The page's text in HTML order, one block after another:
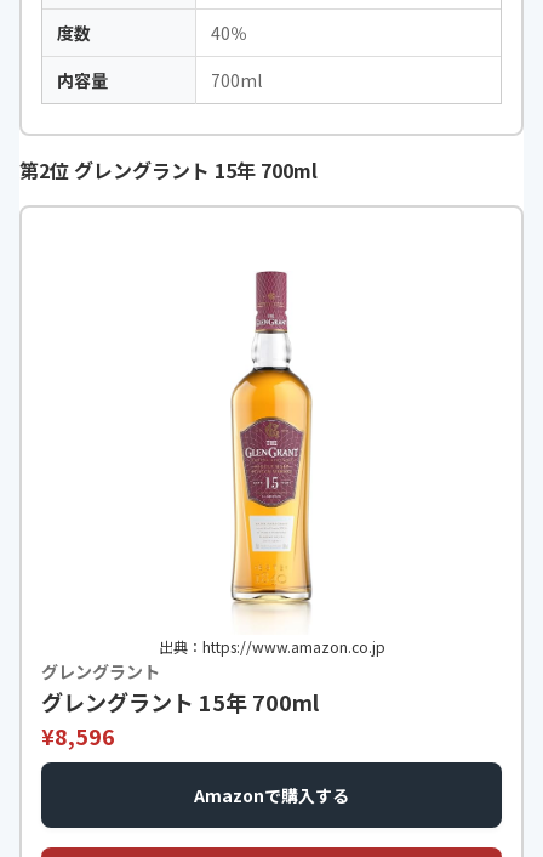
度数
40％
内容量
700ml
第2位 グレングラント 15年 700ml
出典：https://www.amazon.co.jp
グレングラント
グレングラント 15年 700ml
¥8,596
Amazonで購入する